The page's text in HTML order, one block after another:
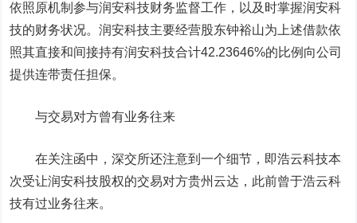
依照原机制参与润安科技财务监督工作，以及时掌握润安科
技的财务状况。润安科技主要经营股东钟裕山为上述借款依
照其直接和间接持有润安科技合计42.23646%的比例向公司
提供连带责任担保。
与交易对方曾有业务往来
在关注函中，深交所还注意到一个细节，即浩云科技本
次受让润安科技股权的交易对方贵州云达，此前曾于浩云科
技有过业务往来。